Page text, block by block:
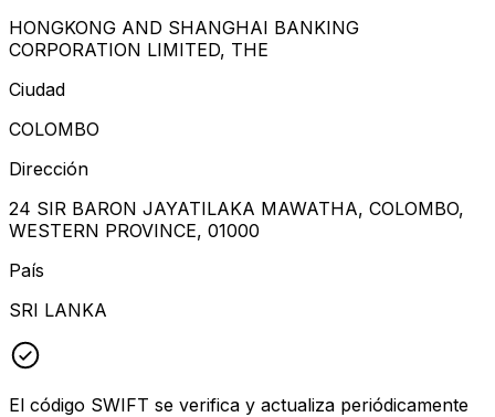
HONGKONG AND SHANGHAI BANKING
CORPORATION LIMITED, THE
Ciudad
COLOMBO
Dirección
24 SIR BARON JAYATILAKA MAWATHA, COLOMBO,
WESTERN PROVINCE, 01000
País
SRI LANKA
El código SWIFT se verifica y actualiza periódicamente